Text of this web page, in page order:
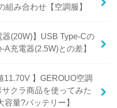
み合わせ【空調服】
器(20W)】USB Type-Cの
充電器(2.5W)との差】
11.70V 】GEROUO空調
クラ商品を使ってみた
量?バッテリー】